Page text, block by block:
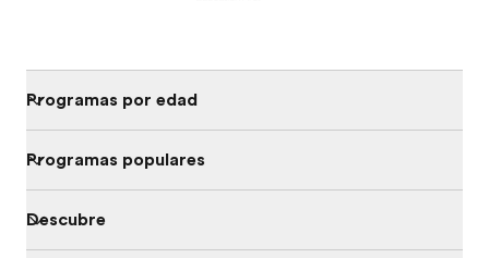
Programas por edad
Programas populares
Descubre